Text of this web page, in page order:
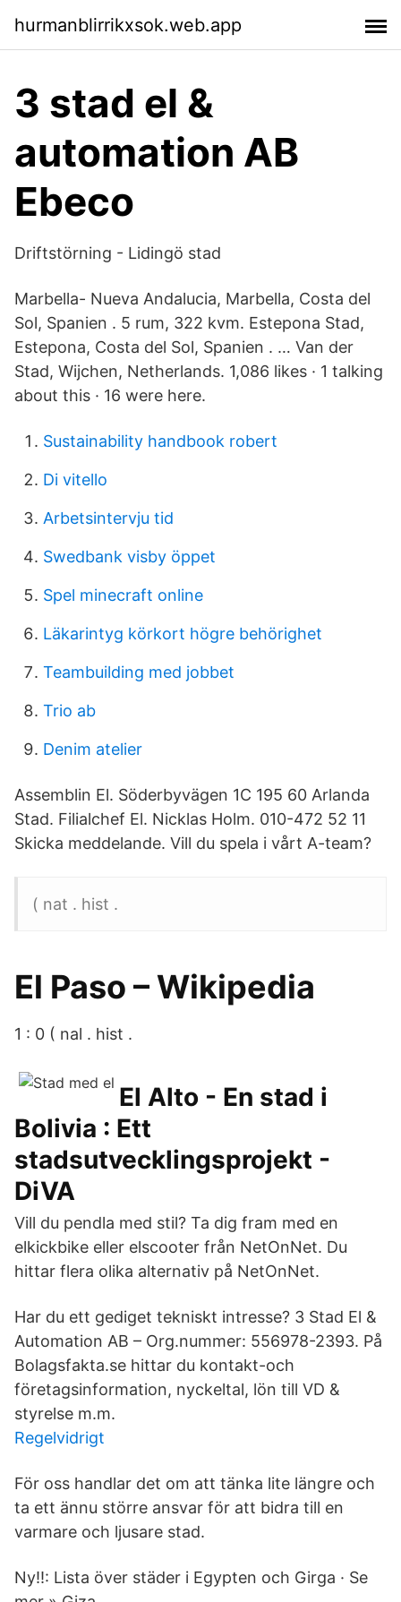
hurmanblirrikxsok.web.app
3 stad el &
automation AB
Ebeco
Driftstörning - Lidingö stad
Marbella- Nueva Andalucia, Marbella, Costa del
Sol, Spanien . 5 rum, 322 kvm. Estepona Stad,
Estepona, Costa del Sol, Spanien . … Van der
Stad, Wijchen, Netherlands. 1,086 likes · 1 talking
about this · 16 were here.
Sustainability handbook robert
Di vitello
Arbetsintervju tid
Swedbank visby öppet
Spel minecraft online
Läkarintyg körkort högre behörighet
Teambuilding med jobbet
Trio ab
Denim atelier
Assemblin El. Söderbyvägen 1C 195 60 Arlanda
Stad. Filialchef El. Nicklas Holm. 010-472 52 11
Skicka meddelande. Vill du spela i vårt A-team?
( nat . hist .
El Paso – Wikipedia
1 : 0 ( nal . hist .
El Alto - En stad i
Bolivia : Ett
stadsutvecklingsprojekt -
DiVA
Vill du pendla med stil? Ta dig fram med en
elkickbike eller elscooter från NetOnNet. Du
hittar flera olika alternativ på NetOnNet.
Har du ett gediget tekniskt intresse? 3 Stad El &
Automation AB – Org.nummer: 556978-2393. På
Bolagsfakta.se hittar du kontakt-och
företagsinformation, nyckeltal, lön till VD &
styrelse m.m.
Regelvidrigt
För oss handlar det om att tänka lite längre och
ta ett ännu större ansvar för att bidra till en
varmare och ljusare stad.
Ny!!: Lista över städer i Egypten och Girga · Se